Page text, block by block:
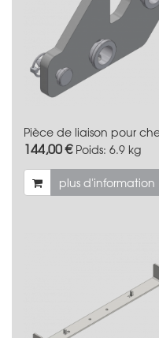
Pièce de liaison pour
144,00 € Poids: 6.9 kg
plus d'information